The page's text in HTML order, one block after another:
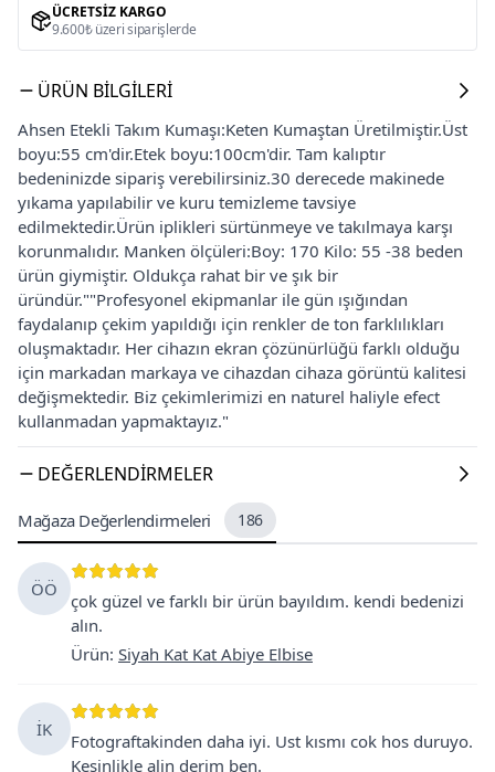
ÜCRETSIZ KARGO
9.600₺ üzeri siparişlerde
ÜRÜN BILGILERI
Ahsen Etekli Takım Kumaşı:Keten Kumaştan Üretilmiştir.Üst
boyu:55 cm'dir.Etek boyu:100cm'dir. Tam kalıptır
bedeninizde sipariş verebilirsiniz.30 derecede makinede
yıkama yapılabilir ve kuru temizleme tavsiye
edilmektedir.Ürün iplikleri sürtünmeye ve takılmaya karşı
korunmalıdır. Manken ölçüleri:Boy: 170 Kilo: 55 -38 beden
ürün giymiştir. Oldukça rahat bir ve şık bir
üründür.""Profesyonel ekipmanlar ile gün ışığından
faydalanıp çekim yapıldığı için renkler de ton farklılıkları
oluşmaktadır. Her cihazın ekran çözünürlüğü farklı olduğu
için markadan markaya ve cihazdan cihaza görüntü kalitesi
değişmektedir. Biz çekimlerimizi en naturel haliyle efect
kullanmadan yapmaktayız."
DEĞERLENDIRMELER
Mağaza Değerlendirmeleri 186
ÖÖ
çok güzel ve farklı bir ürün bayıldım. kendi bedenizi
alın.
Ürün: Siyah Kat Kat Abiye Elbise
İK
Fotograftakinden daha iyi. Ust kısmı cok hos duruyo.
Kesinlikle alin derim ben.